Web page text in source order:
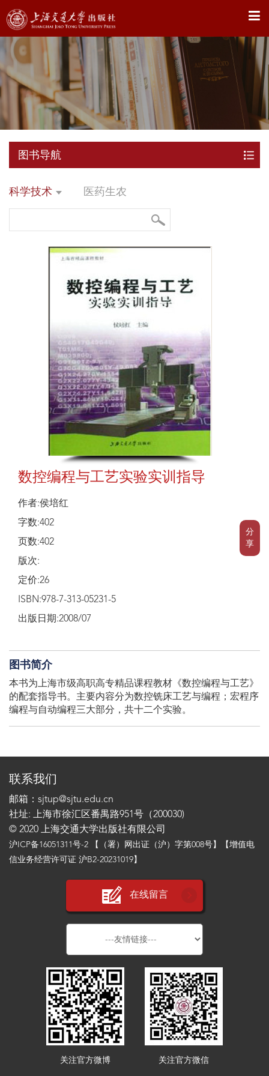
X
分
享
图书导航
科学技术 医药生农
数控编程与工艺实验实训指导
作者:侯培红
字数:402
页数:402
版次:
定价:26
ISBN:978-7-313-05231-5
出版日期:2008/07
图书简介
本书为上海市级高职高专精品课程教材《数控编程与工艺》
的配套指导书。主要内容分为数控铣床工艺与编程；宏程序
编程与自动编程三大部分，共十二个实验。
联系我们
邮箱：sjtup@sjtu.edu.cn
社址: 上海市徐汇区番禺路951号（200030)
© 2020 上海交通大学出版社有限公司
沪ICP备16051311号-2 【（署）网出证（沪）字第008号】【增值电
信业务经营许可证 沪B2-20231019】
在线留言
关注官方微博 关注官方微信